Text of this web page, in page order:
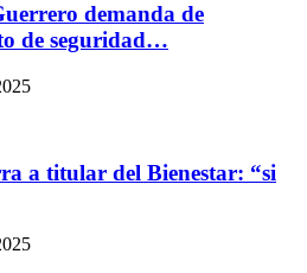
demanda de
de seguridad…
a titular del Bienestar: “si